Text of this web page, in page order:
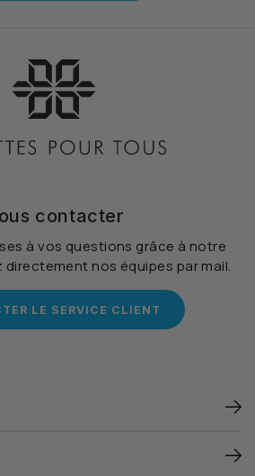
contacter
à vos questions grâce à notre
directement nos équipes par mail.
LE SERVICE CLIENT